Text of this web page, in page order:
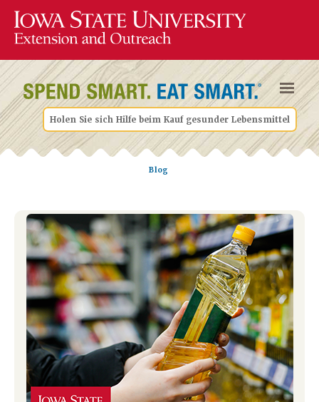
Holen Sie sich Hilfe beim Kauf gesunder Lebensmittel
Blog